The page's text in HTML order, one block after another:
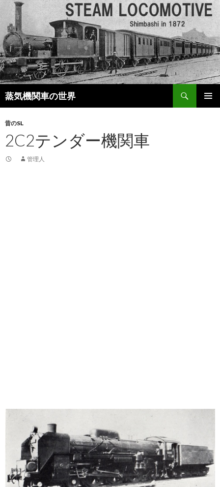
蒸気機関車の世界
索
テ
ン
ツ
へ
昔のSL
2C2テンダー機関車
管理人